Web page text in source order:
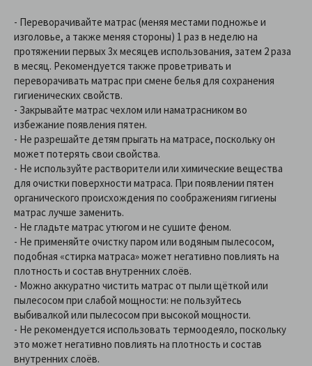
- Переворачивайте матрас (меняя местами подножье и
изголовье, а также меняя стороны) 1 раз в неделю на
протяжении первых 3х месяцев использования, затем 2 раза
в месяц. Рекомендуется также проветривать и
переворачивать матрас при смене белья для сохранения
гигиенических свойств.
- Закрывайте матрас чехлом или наматрасником во
избежание появления пятен.
- Не разрешайте детям прыгать на матрасе, поскольку он
может потерять свои свойства.
- Не используйте растворители или химические вещества
для очистки поверхности матраса. При появлении пятен
органического происхождения по соображениям гигиены
матрас лучше заменить.
- Не гладьте матрас утюгом и не сушите феном.
- Не применяйте очистку паром или водяным пылесосом,
подобная «стирка матраса» может негативно повлиять на
плотность и состав внутренних слоёв.
- Можно аккуратно чистить матрас от пыли щёткой или
пылесосом при слабой мощности: не пользуйтесь
выбивалкой или пылесосом при высокой мощности.
- Не рекомендуется использовать термоодеяло, поскольку
это может негативно повлиять на плотность и состав
внутренних слоёв.